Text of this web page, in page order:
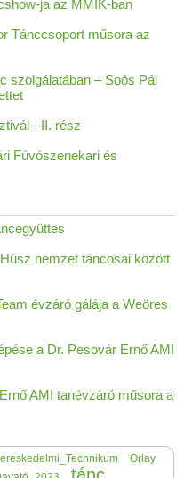
ja az MMIK-ban
Tánccsoport műsora az
szolgálatában – Soós Pál
- II. rész
Fúvószenekari és
nemzet táncosai között
évzáró gálája a Weöres
a Dr. Pesovár Ernő AMI
AMI tanévzáró műsora a
Orlay